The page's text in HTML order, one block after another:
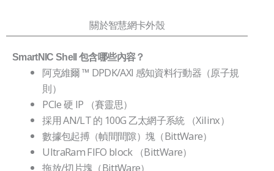
關於智慧網卡外殼
SmartNIC Shell 包含哪些內容？
阿克維爾 ™ DPDK/AXI 感知資料行動器（原子規
則）
PCIe 硬 IP （賽靈思）
採用 AN/LT 的 100G 乙太網子系統 （Xilinx）
數據包起搏（幀間間隙）塊（BittWare）
UltraRam FIFO block （BittWare）
拖放/切片塊（BittWare）